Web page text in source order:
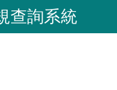
查詢系統